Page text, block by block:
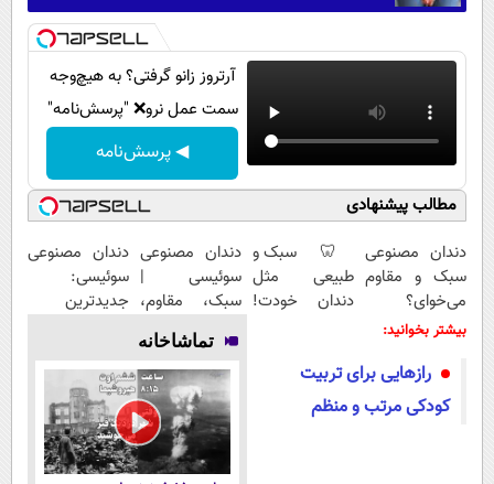
آرتروز زانو گرفتی؟ به هیچ‌وجه
سمت عمل نرو❌ "پرسش‌نامه"
◀ پرسش‌نامه
مطالب پیشنهادی
دندان مصنوعی
سبک و مقاوم
می‌خوای؟
پرداخت
داریم!😍 | 📍
تهران
🦷 سبک و
طبیعی مثل
دندان خودت!
اقساطی 💳 📍
تهران
دندان مصنوعی
سوئیسی |
سبک، مقاوم،
طبیعی! ویزیت
رایگان+پرداخت
اقساطی😍
دندان مصنوعی
سوئیسی:
جدیدترین
پرداخت قسطی
بیشتر بخوانید:
رازهایی برای تربیت
کودکی مرتب و منظم
تماشاخانه